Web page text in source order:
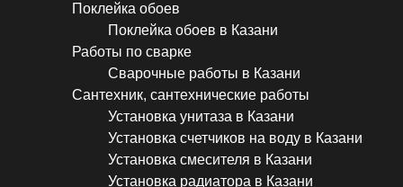
Поклейка обоев
Поклейка обоев в Казани
Работы по сварке
Сварочные работы в Казани
Сантехник, сантехнические работы
Установка унитаза в Казани
Установка счетчиков на воду в Казани
Установка смесителя в Казани
Установка радиатора в Казани